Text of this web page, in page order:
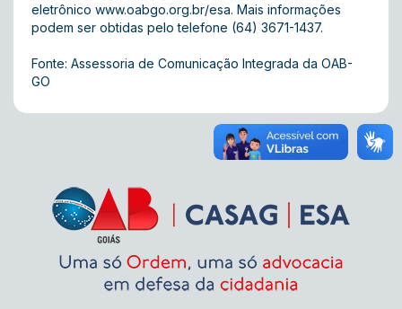
eletrônico www.oabgo.org.br/esa. Mais informações
podem ser obtidas pelo telefone (64) 3671-1437.
Fonte: Assessoria de Comunicação Integrada da OAB-
GO